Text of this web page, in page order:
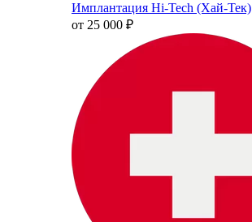
Имплантация Hi-Tech (Хай-Тек)
от 25 000 ₽